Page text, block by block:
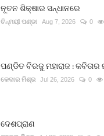
ନୂତନ ଶିକ୍ଷାର ସନ୍ଧାନରେ
ଚିନ୍ମୟୀ ପଣ୍ଡା Aug 7, 2026 0
ପଣ୍ଡିତ ବିରଜୁ ମହାରାଜ : କବିତାର
କେଦାର ମିଶ୍ର Jul 26, 2026 0
ଦେଶପ୍ରାଣ